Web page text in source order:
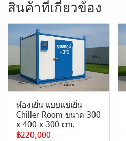
สินค้าที่เกี่ยวข้อง
ห้องเย็น แบบแช่เย็น
Chiller Room ขนาด 300
x 400 x 300 cm.
฿220,000